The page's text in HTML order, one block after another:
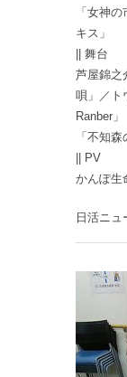
「女神
キス」
|| 舞台
芦屋錦之
唄」／ト
Ranber
「不知
|| PV
かんぽ生
日活ニュ